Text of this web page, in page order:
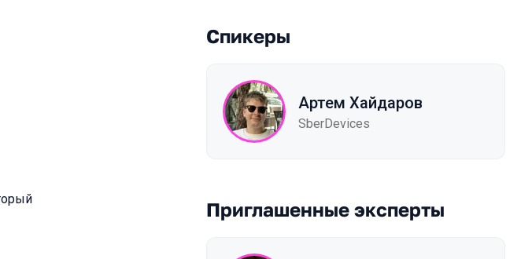
компонентов в CI
Спикеры
Артем Хайдаров
SberDevices
Приглашенные эксперты